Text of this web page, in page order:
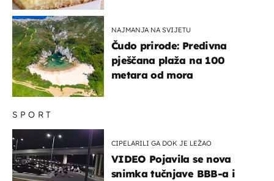
SPORT
CIPELARILI GA DOK JE LEŽAO
VIDEO Pojavila se nova
snimka tučnjave BBB-a i
NAJMANJA NA SVIJETU
Čudo prirode: Predivna
pješčana plaža na 100
metara od mora